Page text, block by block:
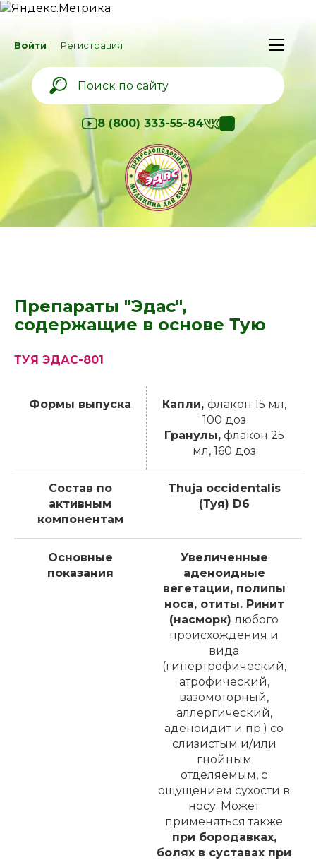
Войти Регистрация
8 (800) 333-55-84
Препараты "Эдас",
содержащие в основе Тую
ТУЯ ЭДАС-801
Формы выпуска Капли, флакон 15 мл,
100 доз
Гранулы, флакон 25
мл, 160 доз
Состав по
активным
компонентам
Thuja occidentalis
(Туя) D6
Основные
показания
Увеличенные
аденоидные
вегетации, полипы
носа, отиты. Ринит
(насморк) любого
происхождения и
вида
(гипертрофический,
атрофический,
вазомоторный,
аллергический,
аденоидит и пр.) со
слизистым и/или
гнойным
отделяемым, с
ощущением сухости в
носу. Может
применяться также
при бородавках,
болях в суставах при